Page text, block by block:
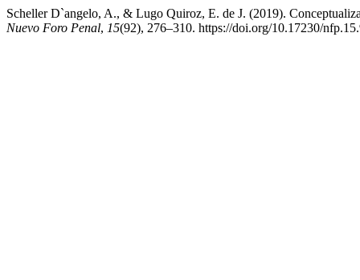
Scheller D`angelo, A., & Lugo Quiroz, E. de J. (2019).
Nuevo Foro Penal, 15(92), 276–310. https://doi.org/10.17230/